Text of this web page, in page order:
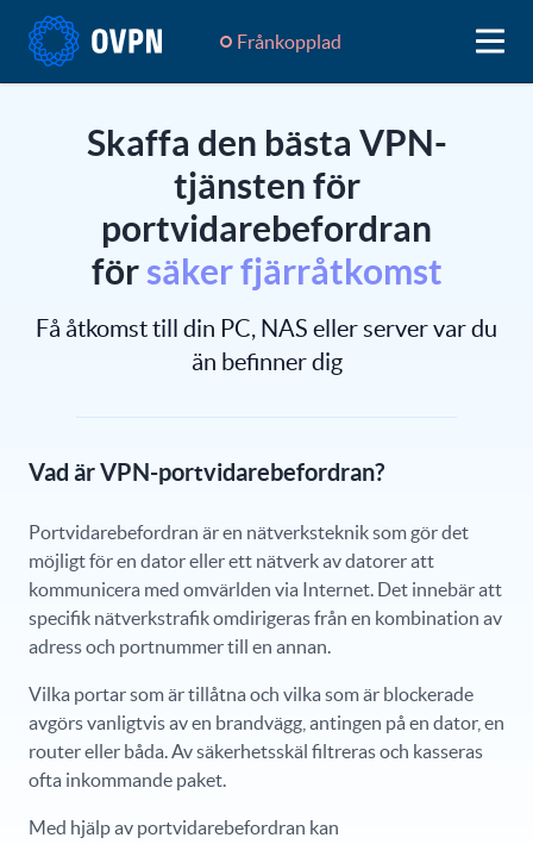
Frånkopplad
Skaffa den bästa VPN-
tjänsten för
portvidarebefordran
för säker fjärråtkomst
Få åtkomst till din PC, NAS eller server var du
än befinner dig
Vad är VPN-portvidarebefordran?
Portvidarebefordran är en nätverksteknik som gör det
möjligt för en dator eller ett nätverk av datorer att
kommunicera med omvärlden via Internet. Det innebär att
specifik nätverkstrafik omdirigeras från en kombination av
adress och portnummer till en annan.
Vilka portar som är tillåtna och vilka som är blockerade
avgörs vanligtvis av en brandvägg, antingen på en dator, en
router eller båda. Av säkerhetsskäl filtreras och kasseras
ofta inkommande paket.
Med hjälp av portvidarebefordran kan